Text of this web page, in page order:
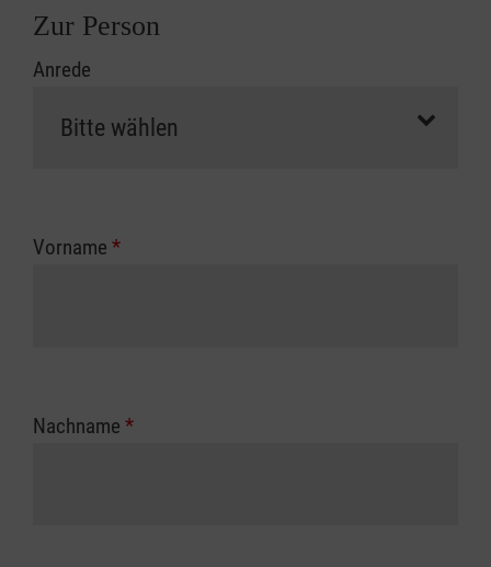
Zur Person
Anrede
Vorname *
Nachname *